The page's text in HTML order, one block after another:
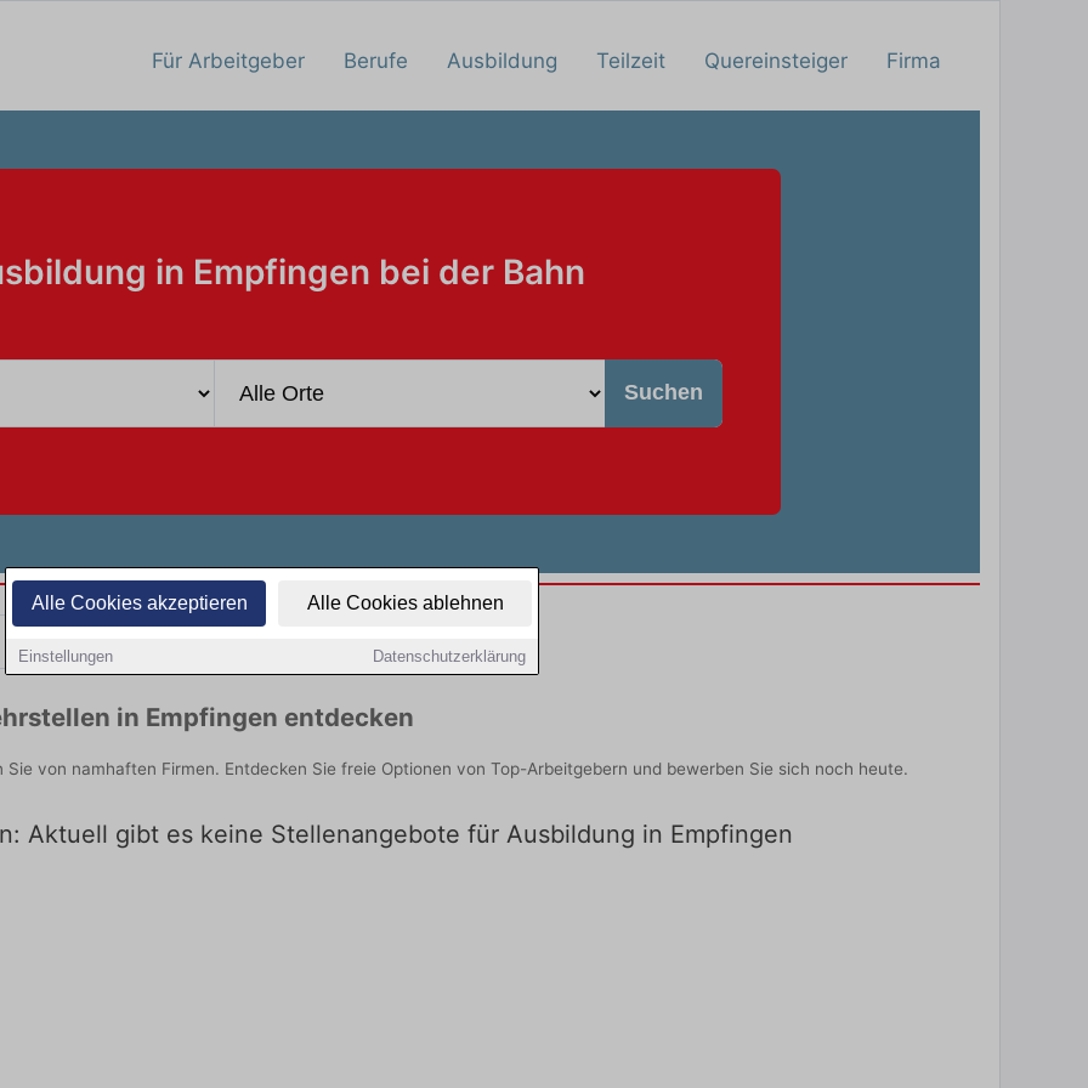
Alle Cookies akzeptieren Alle Cookies ablehnen
Einstellungen Datenschutzerklärung
Für Arbeitgeber Berufe Ausbildung Teilzeit Quereinsteiger Firma
in Empfingen bei der Bahn
Suchen
in Empfingen entdecken
von namhaften Firmen. Entdecken Sie freie Optionen von Top-Arbeitgebern und bewerben Sie sich noch heute.
Aktuell gibt es keine Stellenangebote für Ausbildung in Empfingen